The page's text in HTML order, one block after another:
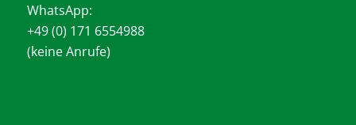
WhatsApp:
+49 (0) 171 6554988
(keine Anrufe)